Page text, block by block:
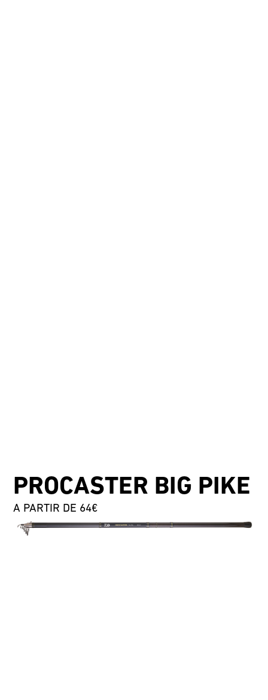
PROCASTER BIG PIKE
A PARTIR DE 64€